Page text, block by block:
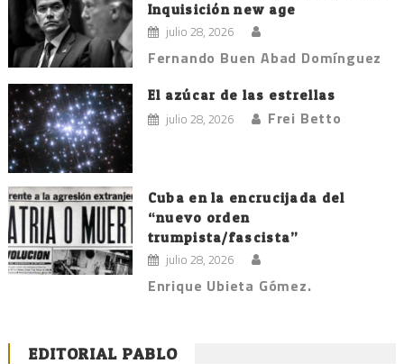
Inquisición new age
julio 28, 2026
Fernando Buen Abad Domínguez
El azúcar de las estrellas
julio 28, 2026 Frei Betto
Cuba en la encrucijada del
“nuevo orden
trumpista/fascista”
julio 28, 2026
Enrique Ubieta Gómez.
EDITORIAL PABLO